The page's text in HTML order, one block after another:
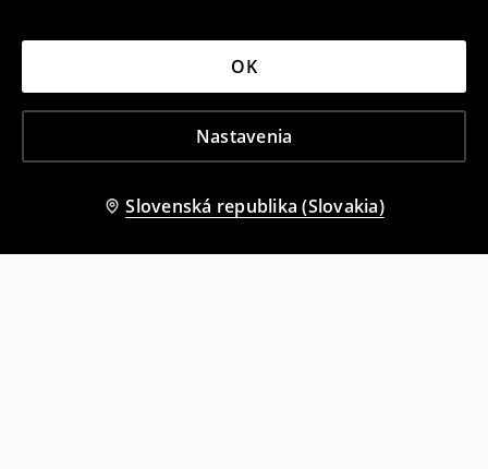
Nastavenia
OK
Slovenská republika (Slovakia)